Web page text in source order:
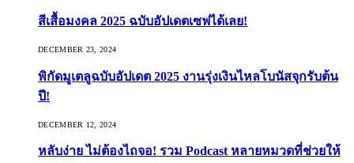
สีเสื้อมงคล 2025 ฉบับอัปเดตเซฟได้เลย!
DECEMBER 23, 2024
พิกัดมูเตลูฉบับอัปเดต 2025 งานรุ่งเงินไหลโบนัสจุกรับต้น
ปี!
DECEMBER 12, 2024
หลับง่าย ไม่ต้องไถจอ! รวม Podcast หลายหมวดที่ช่วยให้